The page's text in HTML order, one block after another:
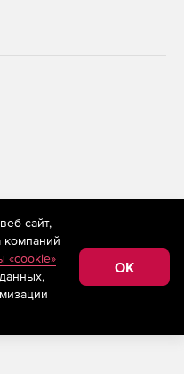
применяются
технологии
сбора,
относящихся к
«Интернет»,
Федерации)
сайт,
компаний
«cookie»
OK